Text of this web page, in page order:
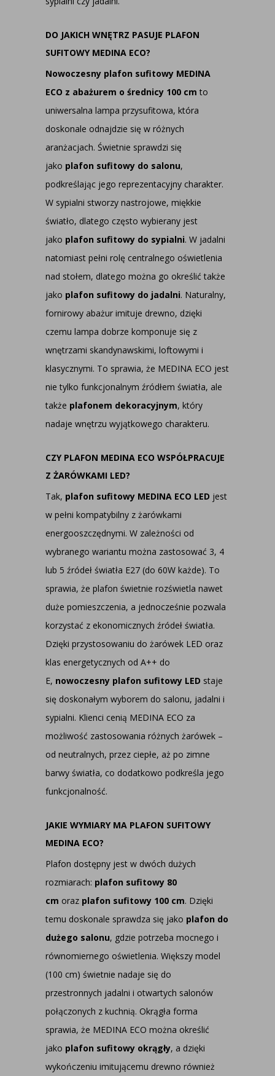
DO JAKICH WNĘTRZ PASUJE PLAFON
SUFITOWY MEDINA ECO?
Nowoczesny plafon sufitowy MEDINA
ECO z abażurem o średnicy 100 cmto
uniwersalna lampa przysufitowa, która
doskonale odnajdzie się w różnych
aranżacjach. Świetnie sprawdzi się
jako plafon sufitowy do salonu,
podkreślając jego reprezentacyjny charakter.
W sypialni stworzy nastrojowe, miękkie
światło, dlatego często wybierany jest
jako plafon sufitowy do sypialni. W jadalni
natomiast pełni rolę centralnego oświetlenia
nad stołem, dlatego można go określić także
jako plafon sufitowy do jadalni. Naturalny,
fornirowy abażur imituje drewno, dzięki
czemu lampa dobrze komponuje się z
wnętrzami skandynawskimi, loftowymi i
klasycznymi. To sprawia, że MEDINA ECO jest
nie tylko funkcjonalnym źródłem światła, ale
także plafonem dekoracyjnym, który
nadaje wnętrzu wyjątkowego charakteru.
CZY PLAFON MEDINA ECO WSPÓŁPRACUJE
Z ŻARÓWKAMI LED?
Tak, plafon sufitowy MEDINA ECO LED jest
w pełni kompatybilny z żarówkami
energooszczędnymi. W zależności od
wybranego wariantu można zastosować 3, 4
lub 5 źródeł światła E27 (do 60W każde). To
sprawia, że plafon świetnie rozświetla nawet
duże pomieszczenia, a jednocześnie pozwala
korzystać z ekonomicznych źródeł światła.
Dzięki przystosowaniu do żarówek LED oraz
klas energetycznych od A++ do
E, nowoczesny plafon sufitowy LED staje
się doskonałym wyborem do salonu, jadalni i
sypialni. Klienci cenią MEDINA ECO za
możliwość zastosowania różnych żarówek –
od neutralnych, przez ciepłe, aż po zimne
barwy światła, co dodatkowo podkreśla jego
funkcjonalność.
JAKIE WYMIARY MA PLAFON SUFITOWY
MEDINA ECO?
Plafon dostępny jest w dwóch dużych
rozmiarach: plafon sufitowy 80
cm oraz plafon sufitowy 100 cm. Dzięki
temu doskonale sprawdza się jako plafon do
dużego salonu, gdzie potrzeba mocnego i
równomiernego oświetlenia. Większy model
(100 cm) świetnie nadaje się do
przestronnych jadalni i otwartych salonów
połączonych z kuchnią. Okrągła forma
sprawia, że MEDINA ECO można określić
jako plafon sufitowy okrągły, a dzięki
wykończeniu imitującemu drewno również